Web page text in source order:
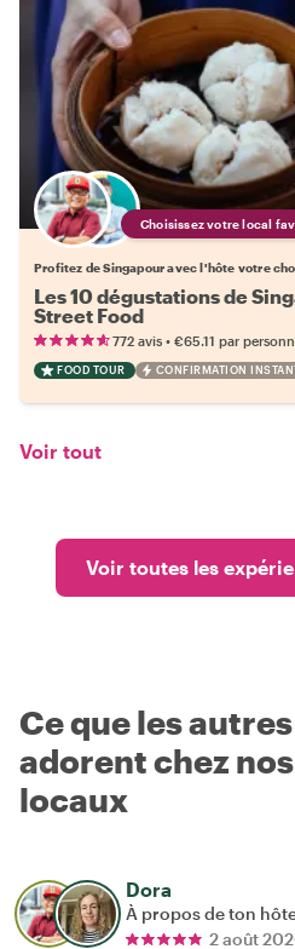
Choisissez votre local
Profitez de Singapour avec l'hôte votre
Les 10 dégustations de
Street Food
772 avis • €65.11 par
FOOD TOUR CONFIRMATION
Voir tout
Voir toutes les
Ce que les
adorent chez
locaux
Dora
À propos de ton
2 août